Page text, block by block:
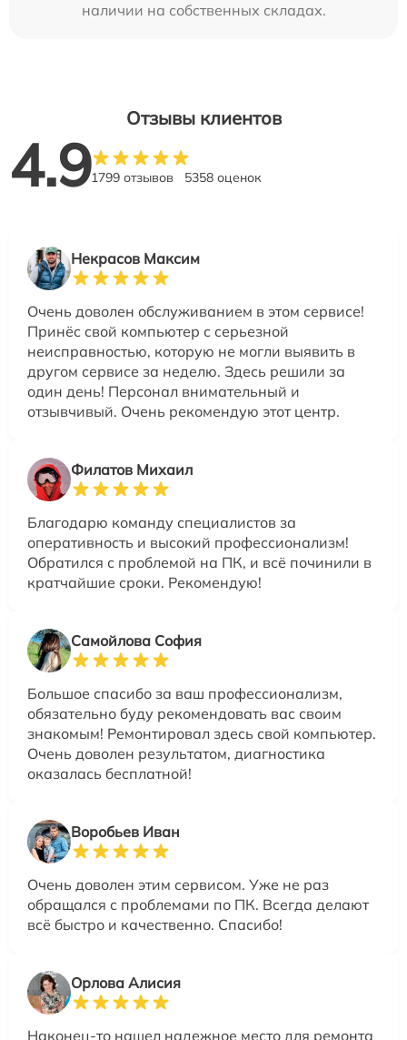
наличии на собственных складах.
Отзывы клиентов
4.91799 отзывов 5358 оценок
Некрасов Максим
Очень доволен обслуживанием в этом сервисе!
Принёс свой компьютер с серьезной
неисправностью, которую не могли выявить в
другом сервисе за неделю. Здесь решили за
один день! Персонал внимательный и
отзывчивый. Очень рекомендую этот центр.
Филатов Михаил
Благодарю команду специалистов за
оперативность и высокий профессионализм!
Обратился с проблемой на ПК, и всё починили в
кратчайшие сроки. Рекомендую!
Самойлова София
Большое спасибо за ваш профессионализм,
обязательно буду рекомендовать вас своим
знакомым! Ремонтировал здесь свой компьютер.
Очень доволен результатом, диагностика
оказалась бесплатной!
Воробьев Иван
Очень доволен этим сервисом. Уже не раз
обращался с проблемами по ПК. Всегда делают
всё быстро и качественно. Спасибо!
Орлова Алисия
Наконец-то нашел надежное место для ремонта